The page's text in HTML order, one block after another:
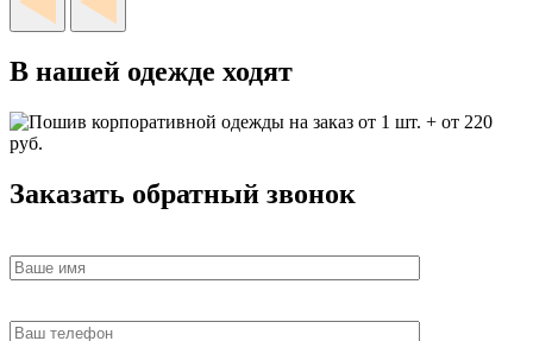
В нашей одежде ходят
Заказать обратный звонок